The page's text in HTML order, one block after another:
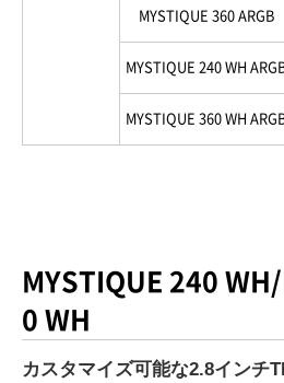
MYSTIQUE 360 ARGB
MYSTIQUE 240 WH
MYSTIQUE 360 WH
MYSTIQUE 240 WH /
0 WH
カスタマイズ可能な2.8インチ